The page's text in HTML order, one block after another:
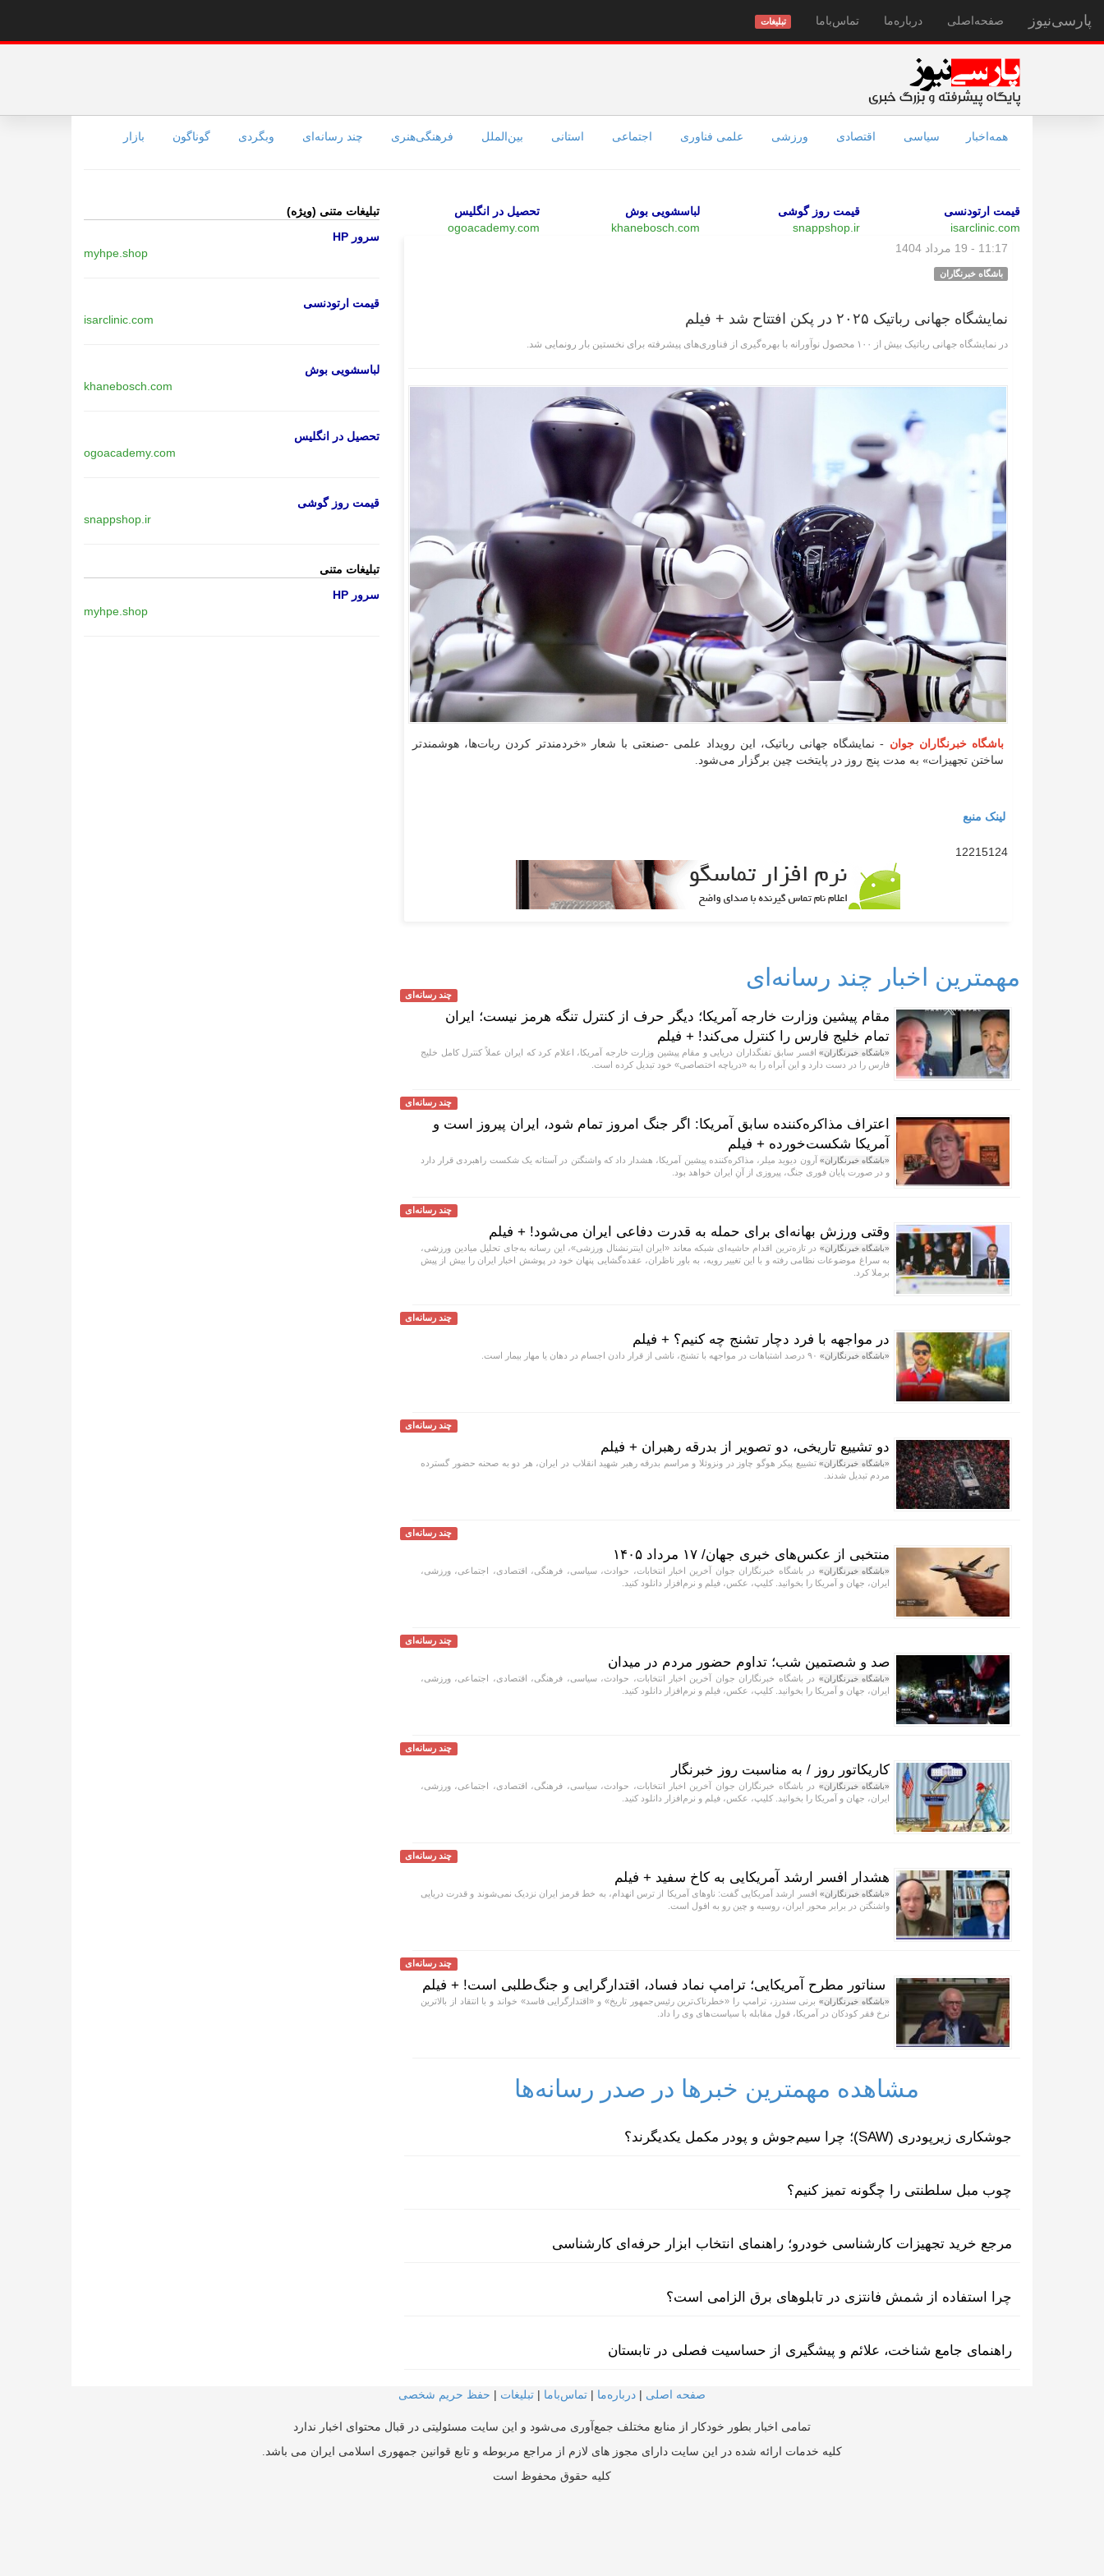
پارسی‌نیوز صفحه‌اصلی درباره‌ما تماس‌با‌ما تبلیغات
همه‌اخبار سیاسی اقتصادی ورزشی علمی فناوری اجتماعی استانی بین‌الملل فرهنگی‌هنری چند رسانه‌ای وبگردی گوناگون بازار
قیمت ارتودنسی
isarclinic.com
قیمت روز گوشی
snappshop.ir
لباسشویی بوش
khanebosch.com
تحصیل در انگلیس
ogoacademy.com
11:17 - 19 مرداد 1404
باشگاه خبرنگاران
نمایشگاه جهانی رباتیک ۲۰۲۵ در پکن افتتاح شد + فیلم
در نمایشگاه جهانی رباتیک بیش از ۱۰۰ محصول نوآورانه با بهره‌گیری از فناوری‌های پیشرفته برای نخستین بار رونمایی شد.
باشگاه خبرنگاران جوان - نمایشگاه جهانی رباتیک، این رویداد علمی -صنعتی با شعار «خردمندتر کردن ربات‌ها، هوشمندتر
ساختن تجهیزات» به مدت پنج روز در پایتخت چین برگزار می‌شود.
لینک منبع
12215124
مهمترین اخبار چند رسانه‌ای
چند رسانه‌ای
مقام پیشین وزارت خارجه آمریکا؛ دیگر حرف از کنترل تنگه هرمز نیست؛ ایران
تمام خلیج فارس را کنترل می‌کند! + فیلم
«باشگاه خبرنگاران»افسر سابق تفنگداران دریایی و مقام پیشین وزارت خارجه آمریکا، اعلام کرد که ایران عملاً کنترل کامل خلیج
فارس را در دست دارد و این آبراه را به «دریاچه اختصاصی» خود تبدیل کرده است.
چند رسانه‌ای
اعتراف مذاکره‌کننده سابق آمریکا: اگر جنگ امروز تمام شود، ایران پیروز است و
آمریکا شکست‌خورده + فیلم
«باشگاه خبرنگاران» آرون دیوید میلر، مذاکره‌کننده پیشین آمریکا، هشدار داد که واشنگتن در آستانه یک شکست راهبردی قرار دارد
و در صورت پایان فوری جنگ، پیروزی از آنِ ایران خواهد بود.
چند رسانه‌ای
وقتی ورزش بهانه‌ای برای حمله به قدرت دفاعی ایران می‌شود! + فیلم
«باشگاه خبرنگاران» در تازه‌ترین اقدام حاشیه‌ای شبکه معاند «ایران اینترنشنال ورزشی»، این رسانه به‌جای تحلیل میادین ورزشی،
به سراغ موضوعات نظامی رفته و با این تغییر رویه، به باور ناظران، عقده‌گشایی پنهان خود در پوشش اخبار ایران را بیش از پیش
برملا کرد.
چند رسانه‌ای
در مواجهه با فرد دچار تشنج چه کنیم؟ + فیلم
«باشگاه خبرنگاران»
چند رسانه‌ای
دو تشییع تاریخی، دو تصویر از بدرقه رهبران + فیلم
«باشگاه خبرنگاران»تشییع پیکر هوگو چاوز در ونزوئلا و مراسم بدرقه رهبر شهید انقلاب در ایران، هر دو به صحنه حضور گسترده
مردم تبدیل شدند.
چند رسانه‌ای
منتخبی از عکس‌های خبری جهان/ ۱۷ مرداد ۱۴۰۵
«باشگاه خبرنگاران» در باشگاه خبرنگاران جوان آخرین اخبار انتخابات، حوادث، سیاسی، فرهنگی، اقتصادی، اجتماعی، ورزشی،
ایران، جهان و آمریکا را بخوانید. کلیپ، عکس، فیلم و نرم‌افزار دانلود کنید.
چند رسانه‌ای
صد و شصتمین شب؛ تداوم حضور مردم در میدان
«باشگاه خبرنگاران» در باشگاه خبرنگاران جوان آخرین اخبار انتخابات، حوادث، سیاسی، فرهنگی، اقتصادی، اجتماعی، ورزشی،
ایران، جهان و آمریکا را بخوانید. کلیپ، عکس، فیلم و نرم‌افزار دانلود کنید.
چند رسانه‌ای
کاریکاتور روز / به مناسبت روز خبرنگار
«باشگاه خبرنگاران» در باشگاه خبرنگاران جوان آخرین اخبار انتخابات، حوادث، سیاسی، فرهنگی، اقتصادی، اجتماعی، ورزشی،
ایران، جهان و آمریکا را بخوانید. کلیپ، عکس، فیلم و نرم‌افزار دانلود کنید.
چند رسانه‌ای
هشدار افسر ارشد آمریکایی به کاخ سفید + فیلم
«باشگاه خبرنگاران» افسر ارشد آمریکایی گفت: ناو‌های آمریکا از ترس انهدام، به خط قرمز ایران نزدیک نمی‌شوند و قدرت دریایی
واشنگتن در برابر محور ایران، روسیه و چین رو به افول است.
چند رسانه‌ای
سناتور مطرح آمریکایی؛ ترامپ نماد فساد، اقتدارگرایی و جنگ‌طلبی است! + فیلم
«باشگاه خبرنگاران»برنی سندرز، ترامپ را «خطرناک‌ترین رئیس‌جمهور تاریخ» و «اقتدارگرایی فاسد» خواند و با انتقاد از بالاترین
نرخ فقر کودکان در آمریکا، قول مقابله با سیاست‌های وی را داد.
مشاهده مهمترین خبرها در صدر رسانه‌ها
جوشکاری زیرپودری (SAW)؛ چرا سیم‌جوش و پودر مکمل یکدیگرند؟
چوب مبل سلطنتی را چگونه تمیز کنیم؟
مرجع خرید تجهیزات کارشناسی خودرو؛ راهنمای انتخاب ابزار حرفه‌ای کارشناسی
چرا استفاده از شمش فانتزی در تابلوهای برق الزامی است؟
راهنمای جامع شناخت، علائم و پیشگیری از حساسیت فصلی در تابستان
تبلیغات متنی (ویژه)
سرور HP
myhpe.shop
قیمت ارتودنسی
isarclinic.com
لباسشویی بوش
khanebosch.com
تحصیل در انگلیس
ogoacademy.com
قیمت روز گوشی
snappshop.ir
تبلیغات متنی
سرور HP
myhpe.shop
صفحه اصلی | درباره‌ما | تماس‌با‌ما | تبلیغات | حفظ حریم شخصی
تمامی اخبار بطور خودکار از منابع مختلف جمع‌آوری می‌شود و این سایت مسئولیتی در قبال محتوای اخبار ندارد
کلیه خدمات ارائه شده در این سایت دارای مجوز های لازم از مراجع مربوطه و تابع قوانین جمهوری اسلامی ایران می باشد.
کلیه حقوق محفوظ است